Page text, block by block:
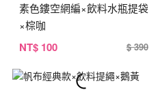
素色鏤空網編×飲料水瓶提袋
×棕咖
NT$ 100 $ 390